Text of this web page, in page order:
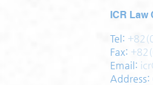
ICR Law
Tel:
Fax:
Email:
Address: